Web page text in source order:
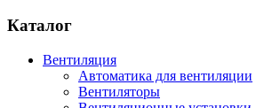
Каталог
Вентиляция
Автоматика для вентиляции
Вентиляторы